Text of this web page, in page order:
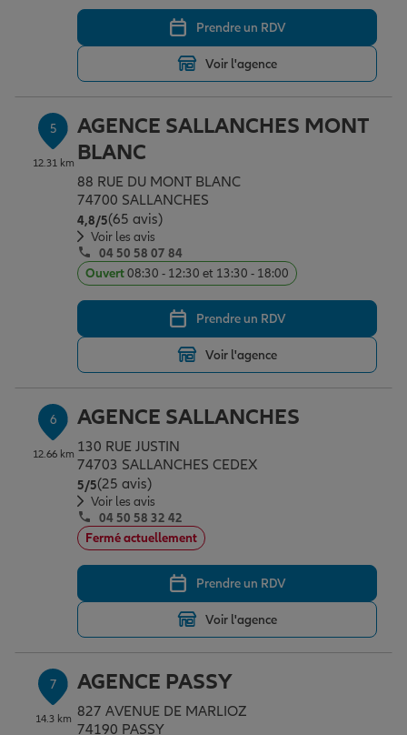
Prendre un RDV
Voir l'agence
5
12.31 km
AGENCE SALLANCHES MONT
BLANC
88 RUE DU MONT BLANC
74700 SALLANCHES
4,8/5Note de 4.8 sur 5
(65 avis)
Voir les avis
04 50 58 07 84
Ouvert08:30 - 12:30 et 13:30 - 18:00
Prendre un RDV
Voir l'agence
6
12.66 km
AGENCE SALLANCHES
130 RUE JUSTIN
74703 SALLANCHES CEDEX
5/5Note de 5 sur 5
(25 avis)
Voir les avis
04 50 58 32 42
Fermé actuellement
Prendre un RDV
Voir l'agence
7
14.3 km
AGENCE PASSY
827 AVENUE DE MARLIOZ
74190 PASSY